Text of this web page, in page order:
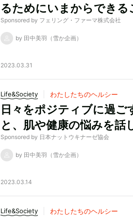
るためにいまからできる
Sponsored by フェリング・ファーマ株式会社
by 田中美羽（雪か企画）
2023.03.31
Life&Society わたしたちのヘルシー
日々をポジティブに過
と、肌や健康の悩みを話
Sponsored by 日本ナットウキナーゼ協会
by 田中美羽（雪か企画）
2023.03.14
Life&Society わたしたちのヘルシー